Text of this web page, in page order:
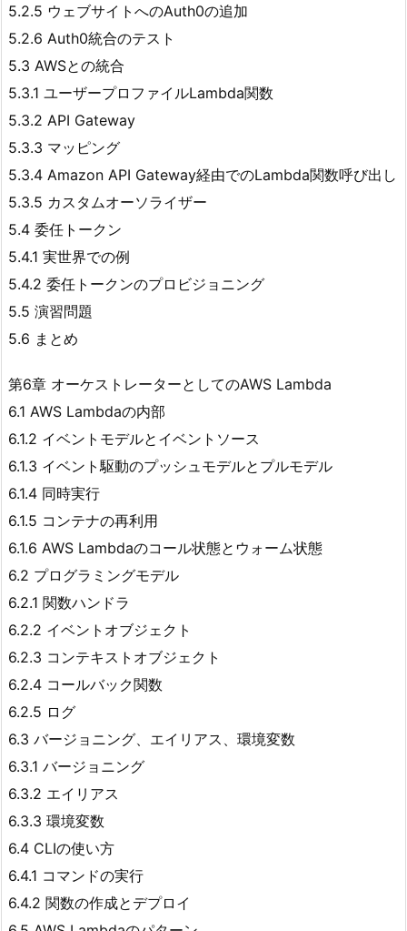
5.2.5 ウェブサイトへのAuth0の追加
5.2.6 Auth0統合のテスト
5.3 AWSとの統合
5.3.1 ユーザープロファイルLambda関数
5.3.2 API Gateway
5.3.3 マッピング
5.3.4 Amazon API Gateway経由でのLambda関数呼び出し
5.3.5 カスタムオーソライザー
5.4 委任トークン
5.4.1 実世界での例
5.4.2 委任トークンのプロビジョニング
5.5 演習問題
5.6 まとめ
第6章 オーケストレーターとしてのAWS Lambda
6.1 AWS Lambdaの内部
6.1.2 イベントモデルとイベントソース
6.1.3 イベント駆動のプッシュモデルとプルモデル
6.1.4 同時実行
6.1.5 コンテナの再利用
6.1.6 AWS Lambdaのコール状態とウォーム状態
6.2 プログラミングモデル
6.2.1 関数ハンドラ
6.2.2 イベントオブジェクト
6.2.3 コンテキストオブジェクト
6.2.4 コールバック関数
6.2.5 ログ
6.3 バージョニング、エイリアス、環境変数
6.3.1 バージョニング
6.3.2 エイリアス
6.3.3 環境変数
6.4 CLIの使い方
6.4.1 コマンドの実行
6.4.2 関数の作成とデプロイ